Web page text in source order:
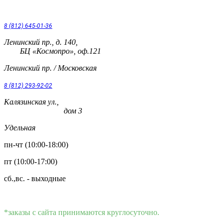
8 (812) 645-01-36
Ленинский пр., д. 140,
БЦ «Космопро», оф.121
Ленинский пр. / Московская
8 (812) 293-92-02
Калязинская ул.,
дом 3
Удельная
пн-чт (10:00-18:00)
пт (10:00-17:00)
сб.,вс. - выходные
*заказы с сайта принимаются круглосуточно.